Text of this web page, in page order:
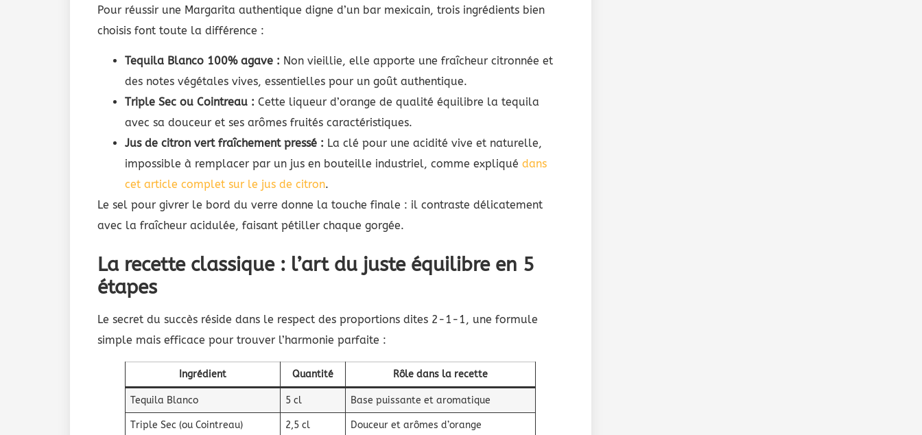
Pour réussir une Margarita authentique digne d’un bar mexicain, trois ingrédients bien
choisis font toute la différence :
Tequila Blanco 100% agave : Non vieillie, elle apporte une fraîcheur citronnée et
des notes végétales vives, essentielles pour un goût authentique.
Triple Sec ou Cointreau : Cette liqueur d’orange de qualité équilibre la tequila
avec sa douceur et ses arômes fruités caractéristiques.
Jus de citron vert fraîchement pressé : La clé pour une acidité vive et naturelle,
impossible à remplacer par un jus en bouteille industriel, comme expliqué dans
cet article complet sur le jus de citron.
Le sel pour givrer le bord du verre donne la touche finale : il contraste délicatement
avec la fraîcheur acidulée, faisant pétiller chaque gorgée.
La recette classique : l’art du juste équilibre en 5
étapes
Le secret du succès réside dans le respect des proportions dites 2-1-1, une formule
simple mais efficace pour trouver l’harmonie parfaite :
Ingrédient Quantité Rôle dans la recette
Tequila Blanco 5 cl Base puissante et aromatique
Triple Sec (ou Cointreau) 2,5 cl Douceur et arômes d’orange